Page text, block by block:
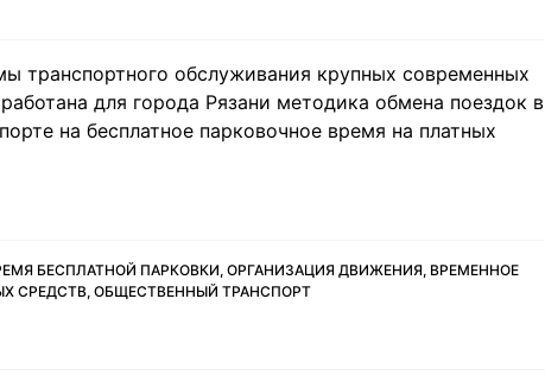
транспортного обслуживания крупных современных
для города Рязани методика обмена поездок в
на бесплатное парковочное время на платных
БЕСПЛАТНОЙ ПАРКОВКИ, ОРГАНИЗАЦИЯ ДВИЖЕНИЯ, ВРЕМЕННОЕ
СРЕДСТВ, ОБЩЕСТВЕННЫЙ ТРАНСПОРТ